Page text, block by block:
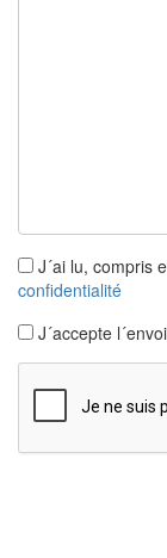
J´ai lu, compris
confidentialité
J´accepte